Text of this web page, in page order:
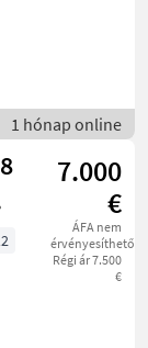
1 hónap online
7.000
€
ÁFA nem
érvényesíthető
Régi ár 7.500
€